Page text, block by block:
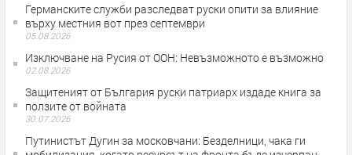
Германските служби разследват руски опити за влияние
върху местния вот през септември
05.08.2026
Изключване на Русия от ООН: Невъзможното е възможно
02.08.2026
Защитеният от България руски патриарх издаде книга за
ползите от войната
30.07.2026
Путинистът Дугин за московчани: Безделници, чака ги